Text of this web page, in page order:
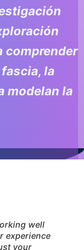
well
experience
your
comprender
la
modelan la